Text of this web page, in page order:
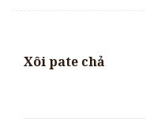
Xôi pate chả